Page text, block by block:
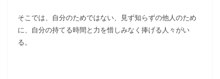
そこでは、自分のためではない、見ず知らずの他人のため
に、自分の持てる時間と力を惜しみなく捧げる人々がい
る。